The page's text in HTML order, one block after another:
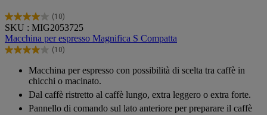
(10)
4.0
su
5
stelle.
recensioni
SKU : MIG2053725
Macchina per espresso Magnifica S Compatta
(10)
4.0
recensioni
Macchina per espresso con possibilità di scelta tra caffè in
chicchi o macinato.
Dal caffè ristretto al caffè lungo, extra leggero o extra forte.
Pannello di comando sul lato anteriore per preparare il caffè